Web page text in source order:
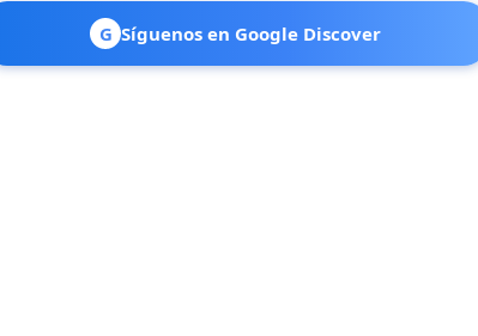
G Síguenos en Google Discover